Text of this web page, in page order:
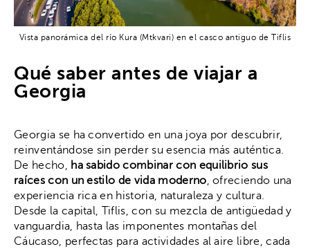
Vista panorámica del río Kura (Mtkvari) en el casco antiguo de Tiflis
Qué saber antes de viajar a
Georgia
Georgia se ha convertido en una joya por descubrir,
reinventándose sin perder su esencia más auténtica.
De hecho, ha sabido combinar con equilibrio sus
raíces con un estilo de vida moderno, ofreciendo una
experiencia rica en historia, naturaleza y cultura.
Desde la capital, Tiflis, con su mezcla de antigüedad y
vanguardia, hasta las imponentes montañas del
Cáucaso, perfectas para actividades al aire libre, cada